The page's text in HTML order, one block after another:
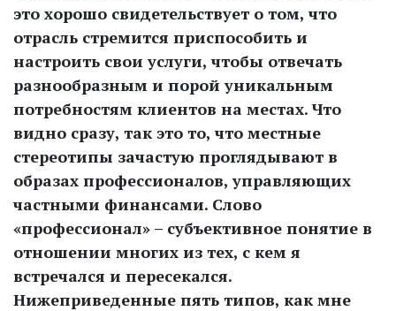
это хорошо свидетельствует о том, что
отрасль стремится приспособить и
настроить свои услуги, чтобы отвечать
разнообразным и порой уникальным
потребностям клиентов на местах. Что
видно сразу, так это то, что местные
стереотипы зачастую проглядывают в
образах профессионалов, управляющих
частными финансами. Слово
«профессионал» – субъективное понятие в
отношении многих из тех, с кем я
встречался и пересекался.
Нижеприведенные пять типов, как мне